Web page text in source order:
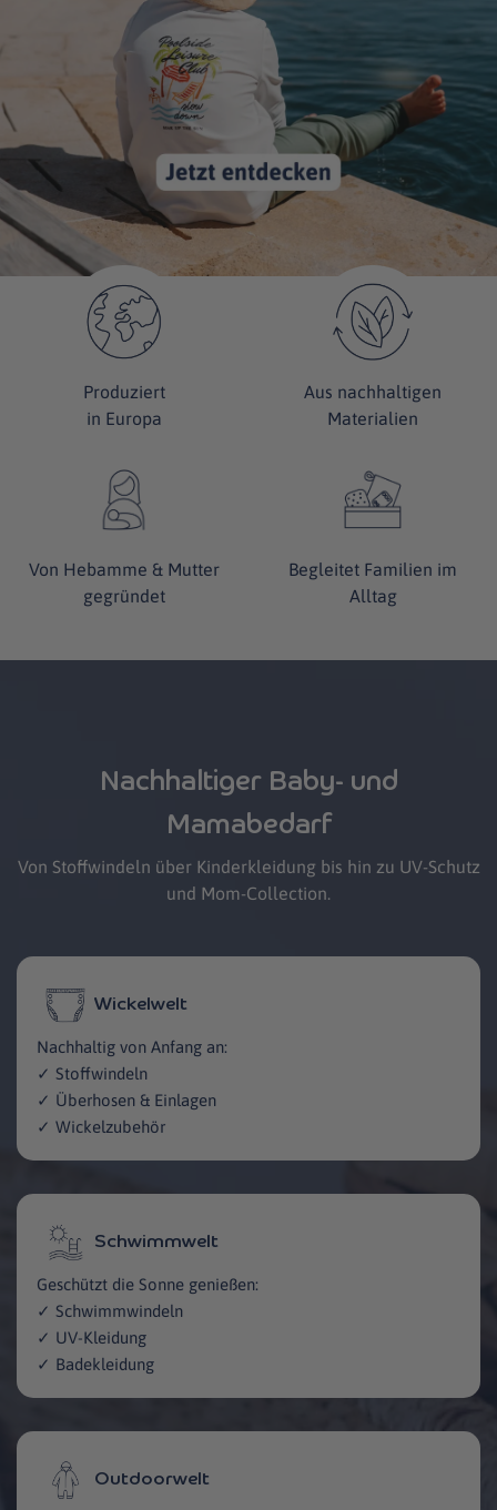
Produziert
in Europa
Aus nachhaltigen
Materialien
Von Hebamme & Mutter
gegründet
Begleitet Familien im
Alltag
Nachhaltiger Baby- und
Mamabedarf
Von Stoffwindeln über Kinderkleidung bis hin zu UV-Schutz
und Mom-Collection.
Wickelwelt
Nachhaltig von Anfang an:
✓ Stoffwindeln
✓ Überhosen & Einlagen
✓ Wickelzubehör
Schwimmwelt
Geschützt die Sonne genießen:
✓ Schwimmwindeln
✓ UV-Kleidung
✓ Badekleidung
Outdoorwelt